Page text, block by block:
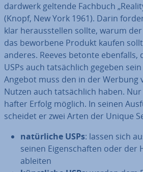
dard­werk geltende Fachbuch
(Knopf, New York 1961). Darin
klar her­aus­stel­len sollte, warum
das beworbene Produkt kaufen
anderes. Reeves betonte ebenfalls,
USPs auch tat­säch­lich gegeben
Angebot muss den in der Werbung
Nutzen auch tat­säch­lich haben.
haf­ter Erfolg möglich. In seinen
schei­det er zwei Arten der Unique
na­tür­li­che USPs: lassen sich
seinen Ei­gen­schaf­ten oder der
ableiten